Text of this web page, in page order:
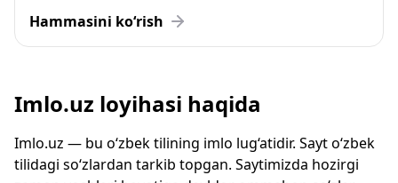
Hammasini ko‘rish
Imlo.uz loyihasi haqida
Imlo.uz — bu o‘zbek tilining imlo lug‘atidir. Sayt o‘zbek
tilidagi so‘zlardan tarkib topgan. Saytimizda hozirgi